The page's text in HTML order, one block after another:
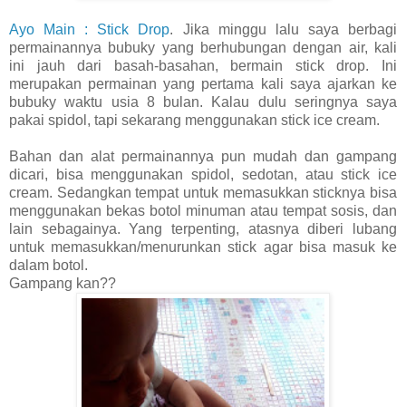
Ayo Main : Stick Drop. Jika minggu lalu saya berbagi
permainannya bubuky yang berhubungan dengan air, kali
ini jauh dari basah-basahan, bermain stick drop. Ini
merupakan permainan yang pertama kali saya ajarkan ke
bubuky waktu usia 8 bulan. Kalau dulu seringnya saya
pakai spidol, tapi sekarang menggunakan stick ice cream.
Bahan dan alat permainannya pun mudah dan gampang
dicari, bisa menggunakan spidol, sedotan, atau stick ice
cream. Sedangkan tempat untuk memasukkan sticknya bisa
menggunakan bekas botol minuman atau tempat sosis, dan
lain sebagainya. Yang terpenting, atasnya diberi lubang
untuk memasukkan/menurunkan stick agar bisa masuk ke
dalam botol.
Gampang kan??